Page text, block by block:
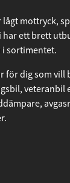
mottryck,
i sortimentet.
för dig som vill
veteranbil